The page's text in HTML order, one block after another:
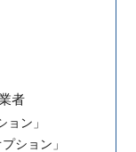
者
ン」
ション」